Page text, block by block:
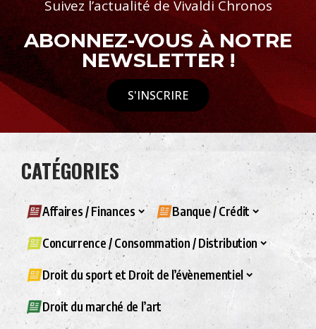
Suivez l’actualité de Vivaldi Chronos
ABONNEZ-VOUS À NOTRE
NEWSLETTER !
S'INSCRIRE
CATÉGORIES
Affaires / Finances Banque / Crédit
Concurrence / Consommation / Distribution
Droit du sport et Droit de l’évènementiel
Droit du marché de l’art